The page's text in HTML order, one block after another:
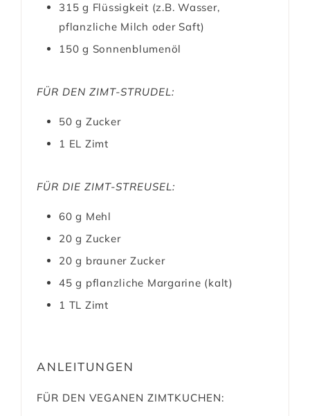
315 g Flüssigkeit (z.B. Wasser,
pflanzliche Milch oder Saft)
150 g Sonnenblumenöl
FÜR DEN ZIMT-STRUDEL:
50 g Zucker
1 EL Zimt
FÜR DIE ZIMT-STREUSEL:
60 g Mehl
20 g Zucker
20 g brauner Zucker
45 g pflanzliche Margarine (kalt)
1 TL Zimt
ANLEITUNGEN
FÜR DEN VEGANEN ZIMTKUCHEN: